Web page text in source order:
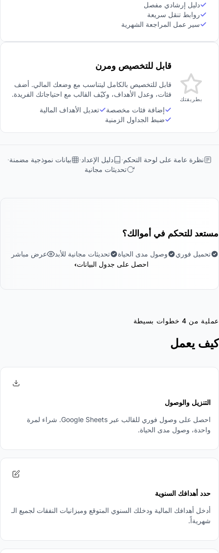
دليل إرشادي مفصل
روابط تنقل سريعة
سير عمل المراجعة الشهرية
بطريقتك
قابل للتخصيص ومرن
قابل للتخصيص بالكامل ليتناسب مع وضعك المالي. أضف
فئات، وعدل الأهداف، وكيّف القالب مع احتياجاتك الفريدة.
إضافة فئات مخصصة
تعديل الأهداف المالية
ضبط الجداول الزمنية
نظرة عامة على لوحة التحكم دليل الإعداد
بيانات نموذجية مضمنة
تحديثات مجانية
مستعد للتحكم في أموالك؟
تحميل فوري وصول مدى الحياة تحديثات مجانية للأبد عرض مباشر
احصل على جدول البيانات›
من 4 خطوات بسيطة
يعمل
التنزيل والوصول
احصل على وصول فوري للقالب عبر Google Sheets. شراء لمرة
واحدة، وصول مدى الحياة.
حدد أهدافك السنوية
أدخل أهدافك المالية ودخلك السنوي المتوقع وميزانيات النفقات لجميع الـ
شهريةاً.